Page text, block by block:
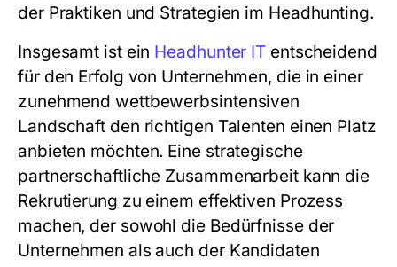
der Praktiken und Strategien im Headhunting.
Insgesamt ist ein Headhunter IT entscheidend
für den Erfolg von Unternehmen, die in einer
zunehmend wettbewerbsintensiven
Landschaft den richtigen Talenten einen Platz
anbieten möchten. Eine strategische
partnerschaftliche Zusammenarbeit kann die
Rekrutierung zu einem effektiven Prozess
machen, der sowohl die Bedürfnisse der
Unternehmen als auch der Kandidaten